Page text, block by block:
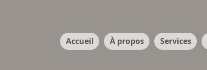
Accueil À propos Services